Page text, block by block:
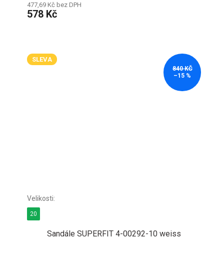
477,69 Kč bez DPH
578 Kč
SLEVA
840 KČ
–15 %
Sandále SUPERFIT 4-00292-10 weiss
20